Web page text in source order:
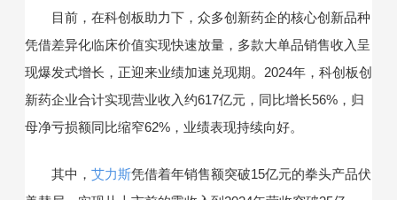
目前，在科创板助力下，众多创新药企的核心创新品种
凭借差异化临床价值实现快速放量，多款大单品销售收入呈
现爆发式增长，正迎来业绩加速兑现期。2024年，科创板创
新药企业合计实现营业收入约617亿元，同比增长56%，归
母净亏损额同比缩窄62%，业绩表现持续向好。
其中， 艾力斯凭借着年销售额突破15亿元的拳头产品伏